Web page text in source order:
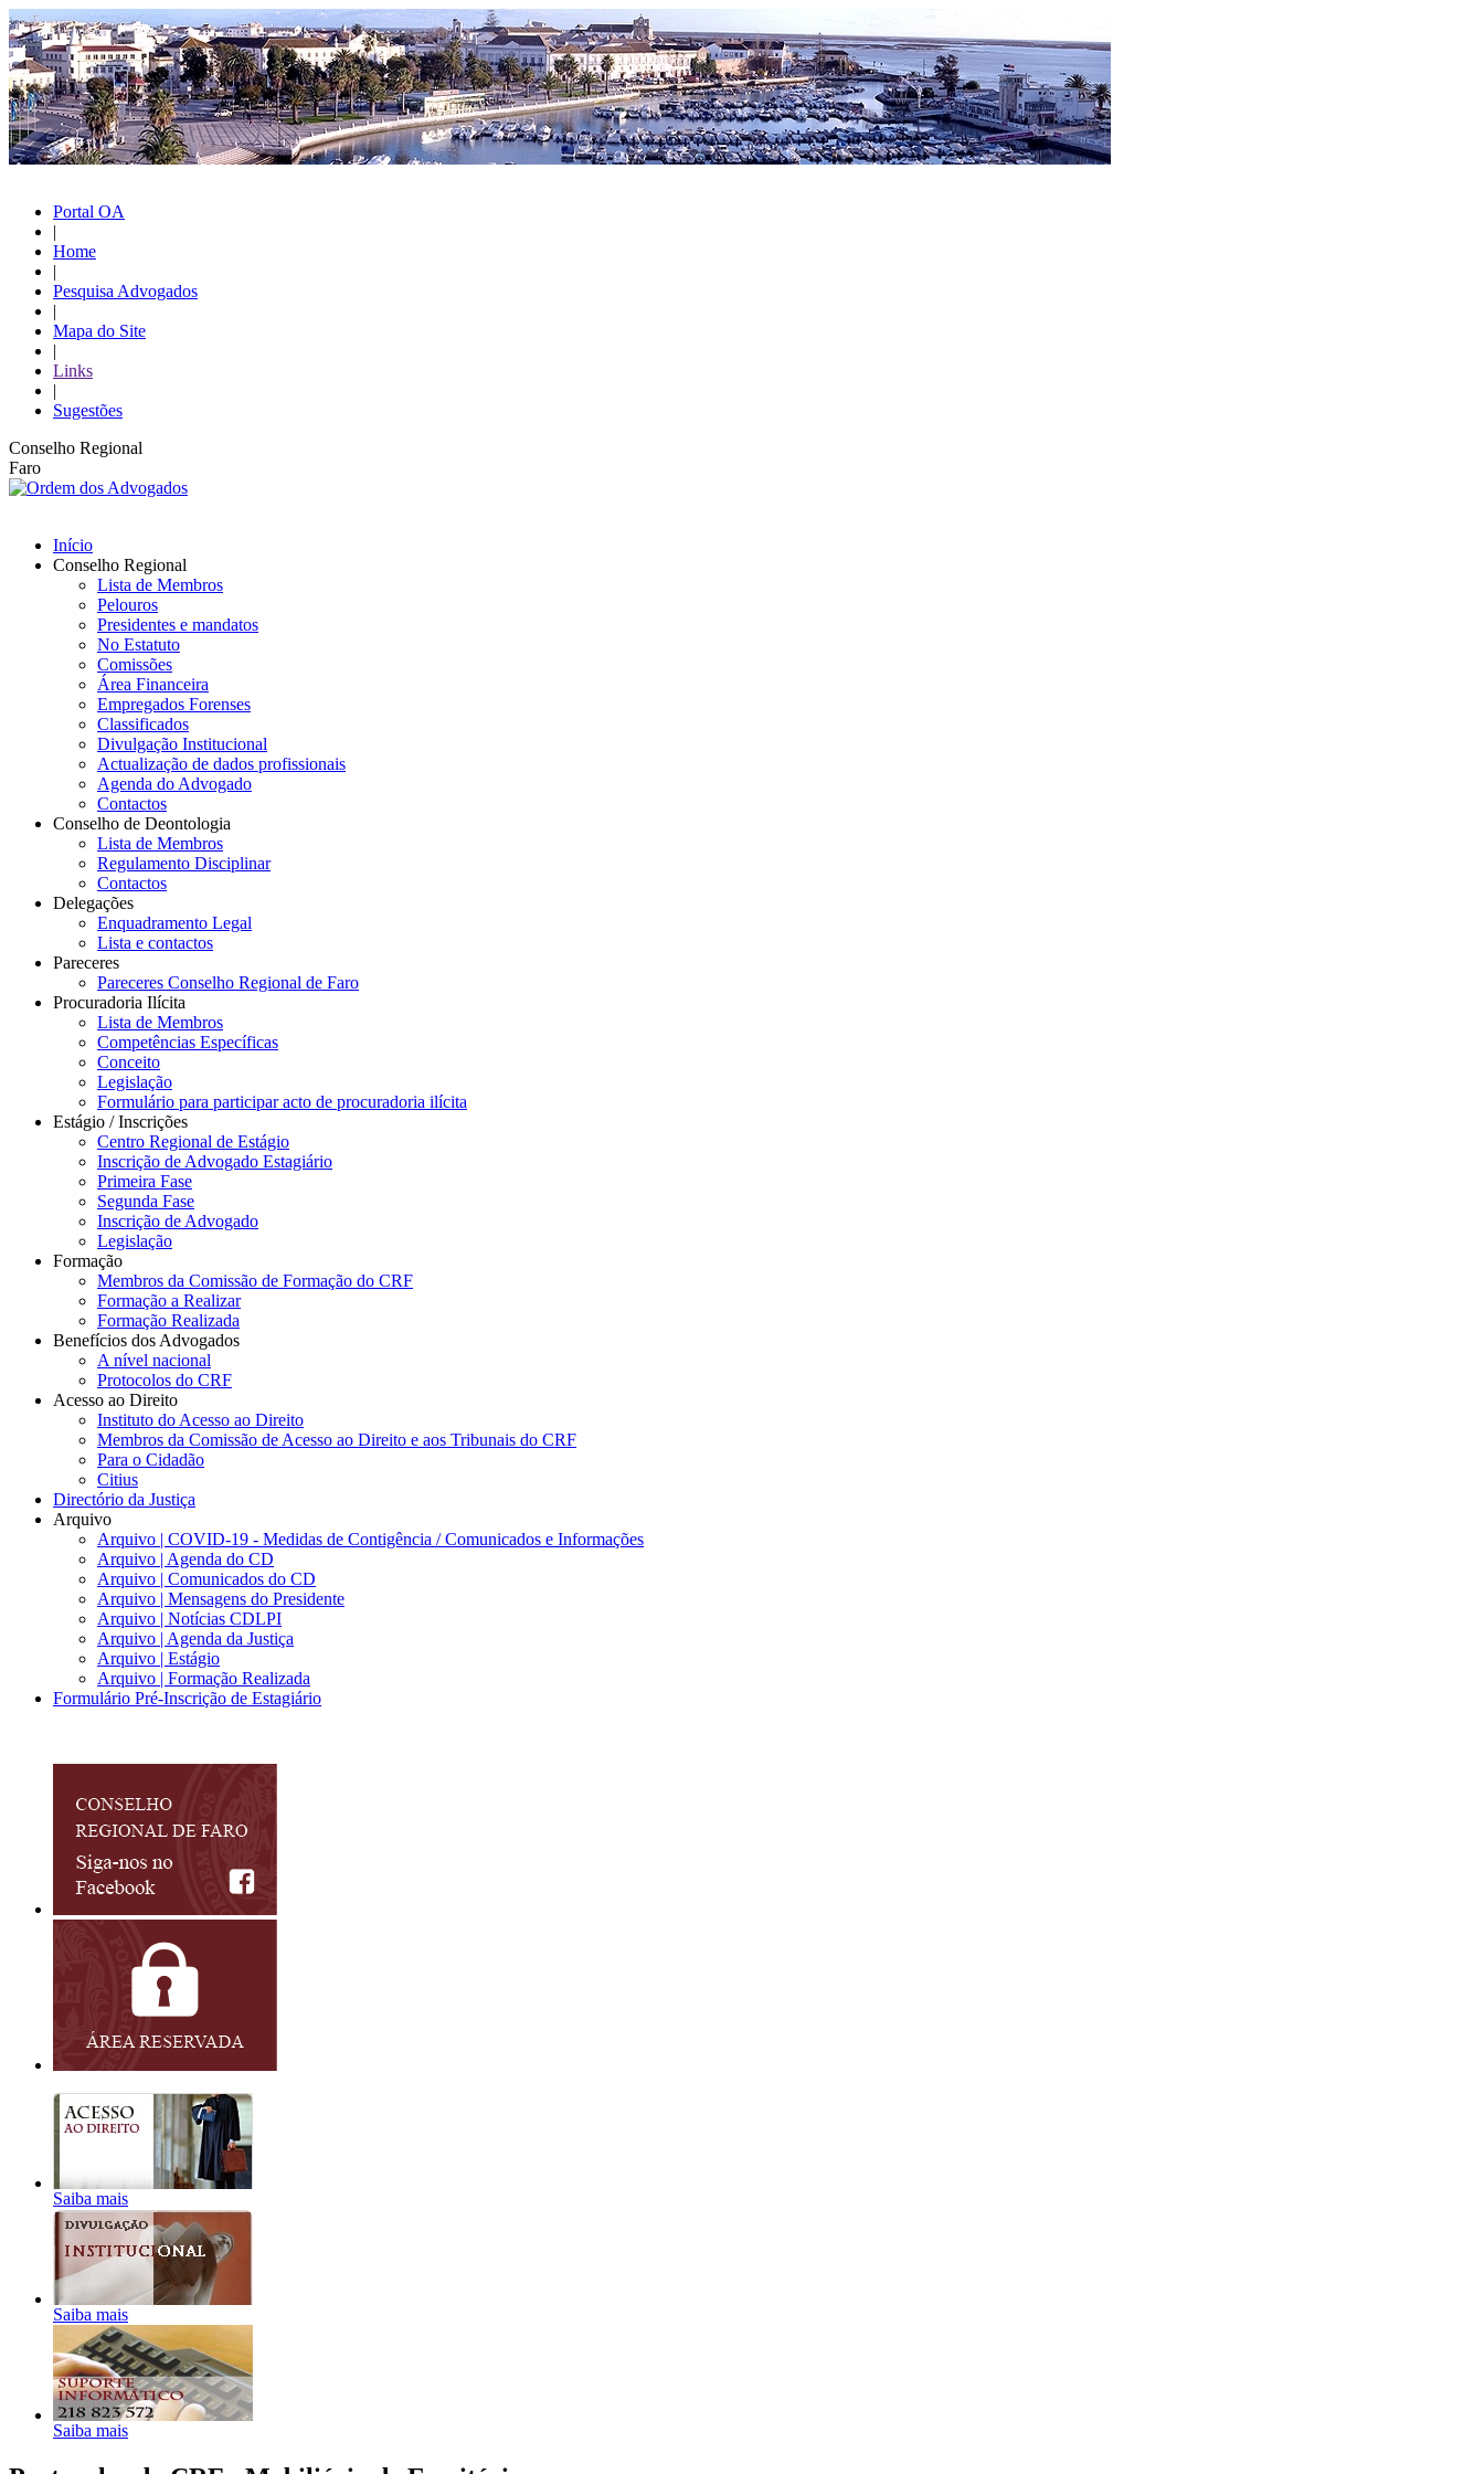
Portal OA
|
Home
|
Pesquisa Advogados
|
Mapa do Site
|
Links
|
Sugestões
Conselho Regional
Faro
Início
Conselho Regional
Lista de Membros
Pelouros
Presidentes e mandatos
No Estatuto
Comissões
Área Financeira
Empregados Forenses
Classificados
Divulgação Institucional
Actualização de dados profissionais
Agenda do Advogado
Contactos
Conselho de Deontologia
Lista de Membros
Regulamento Disciplinar
Contactos
Delegações
Enquadramento Legal
Lista e contactos
Pareceres
Pareceres Conselho Regional de Faro
Procuradoria Ilícita
Lista de Membros
Competências Específicas
Conceito
Legislação
Formulário para participar acto de procuradoria ilícita
Estágio / Inscrições
Centro Regional de Estágio
Inscrição de Advogado Estagiário
Primeira Fase
Segunda Fase
Inscrição de Advogado
Legislação
Formação
Membros da Comissão de Formação do CRF
Formação a Realizar
Formação Realizada
Benefícios dos Advogados
A nível nacional
Protocolos do CRF
Acesso ao Direito
Instituto do Acesso ao Direito
Membros da Comissão de Acesso ao Direito e aos Tribunais do CRF
Para o Cidadão
Citius
Directório da Justiça
Arquivo
Arquivo | COVID-19 - Medidas de Contigência / Comunicados e Informações
Arquivo | Agenda do CD
Arquivo | Comunicados do CD
Arquivo | Mensagens do Presidente
Arquivo | Notícias CDLPI
Arquivo | Agenda da Justiça
Arquivo | Estágio
Arquivo | Formação Realizada
Formulário Pré-Inscrição de Estagiário
Saiba mais
Saiba mais
Saiba mais